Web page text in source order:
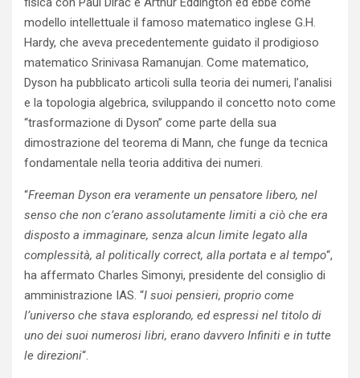
modello intellettuale il famoso matematico inglese G.H.
Hardy, che aveva precedentemente guidato il prodigioso
matematico Srinivasa Ramanujan. Come matematico,
Dyson ha pubblicato articoli sulla teoria dei numeri, l’analisi
e la topologia algebrica, sviluppando il concetto noto come
“trasformazione di Dyson” come parte della sua
dimostrazione del teorema di Mann, che funge da tecnica
fondamentale nella teoria additiva dei numeri.
“Freeman Dyson era veramente un pensatore libero, nel
senso che non c’erano assolutamente limiti a ciò che era
disposto a immaginare, senza alcun limite legato alla
complessità, al politically correct, alla portata e al tempo“,
ha affermato Charles Simonyi, presidente del consiglio di
amministrazione IAS. “I suoi pensieri, proprio come
l’universo che stava esplorando, ed espressi nel titolo di
uno dei suoi numerosi libri, erano davvero Infiniti e in tutte
le direzioni“.